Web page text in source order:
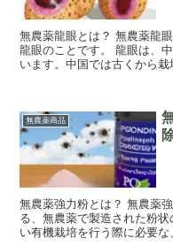
無農薬龍眼とは？ 無農薬龍
龍眼のことです。 龍眼は、
います。中国では古くから栽
無農薬商品
無農薬強力粉とは？ 無農薬
る、無農薬で製造された粉
い有機栽培を行う際に必要